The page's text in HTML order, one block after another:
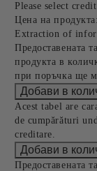
Please select
Цена на продукта:
Extraction of
Предоставената
продукта в
при поръчка ще
Acest tabel are
de cumpărături
creditare.
Предоставената